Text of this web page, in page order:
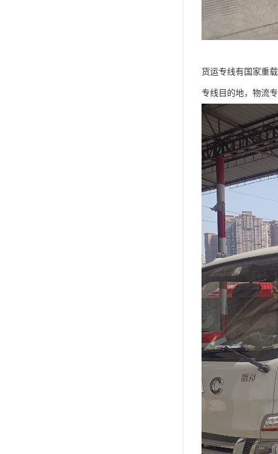
货运专线有国家重
专线目的地，物流